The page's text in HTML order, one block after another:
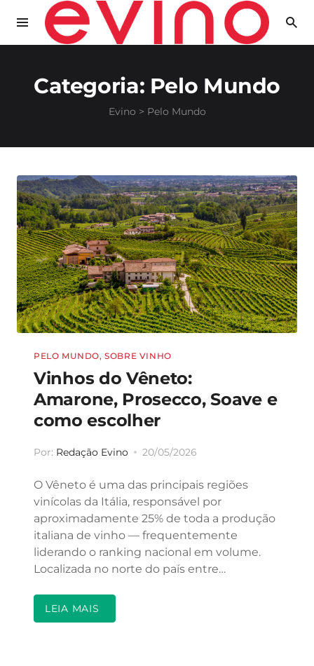
Categoria: Pelo Mundo
Evino > Pelo Mundo
PELO MUNDO,SOBRE VINHO
Vinhos do Vêneto:
Amarone, Prosecco, Soave e
como escolher
Por: Redação Evino 20/05/2026
O Vêneto é uma das principais regiões
vinícolas da Itália, responsável por
aproximadamente 25% de toda a produção
italiana de vinho — frequentemente
liderando o ranking nacional em volume.
Localizada no norte do país entre…
LEIA MAIS